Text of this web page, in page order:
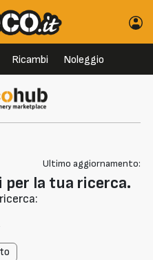
Ricambi Noleggio
Ultimo aggiornamento:
la tua ricerca.